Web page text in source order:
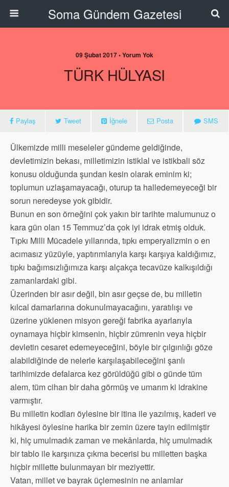
Soma Gündem Gazetesi
09 Şubat 2017 • Yorum Yok
TÜRK HÜLYASI
Paylaş Tweet İğnele Posta SMS
Ülkemizde milli meseleler gündeme geldiğinde,
devletimizin bekası, milletimizin istiklal ve istikbali söz
konusu olduğunda şundan kesin olarak eminim ki;
toplumun uzlaşamayacağı, oturup ta halledemeyeceği bir
sorun neredeyse yok gibidir.
Bunun en son örneğini çok yakın bir tarihte malumunuz o
kara gün olan 15 Temmuz’da çok iyi idrak etmiş olduk.
Tıpkı Milli Mücadele yıllarında, tıpkı emperyalizmin o en
acımasız yüzüyle, yaptırımlarıyla karşı karşıya kaldığımız,
tıpkı bağımsızlığımıza karşı alçakça tecavüze kalkışıldığı
zamanlardaki gibi.
Üzerinden bir asır değil, bin asır geçse de, bu milletin
kılcal damarlarına dokunulmayacağını, yaratılışı ve
üzerine yüklenen misyon gereği fabrika ayarlarıyla
oynamaya hiçbir kimsenin, hiçbir zümrenin veya hiçbir
devletin cesaret edemeyeceğini, böyle bir çılgınlığı göze
alabildiğinde de nelerle karşılaşabileceğini şanlı
tarihimizde defalarca kez görüldüğü gibi o günde tüm
alem, tüm cihan bir daha görmüş ve umarım ki idrakine
varmıştır.
Bu milletin kodları öylesine bir itina ile yazılmış, kaderi ve
hikâyesi öylesine harika bir zemin üzere tayin edilmiştir
ki, hiç umulmadık zaman ve mekânlarda, hiç umulmadık
bir tablo ile karşınıza çıkma becerisi bu milletten başka
hiçbir millette bulunmayan bir meziyettir.
Vatan, millet ve bayrak üçlemesinin ne anlamlar